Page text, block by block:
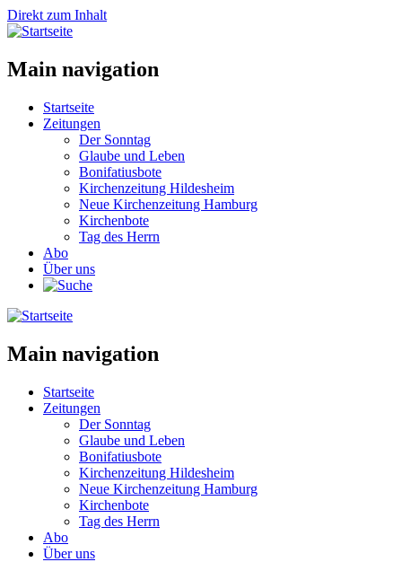
Direkt zum Inhalt
Main navigation
Startseite
Zeitungen
Der Sonntag
Glaube und Leben
Bonifatiusbote
Kirchenzeitung Hildesheim
Neue Kirchenzeitung Hamburg
Kirchenbote
Tag des Herrn
Abo
Über uns
Main navigation
Startseite
Zeitungen
Der Sonntag
Glaube und Leben
Bonifatiusbote
Kirchenzeitung Hildesheim
Neue Kirchenzeitung Hamburg
Kirchenbote
Tag des Herrn
Abo
Über uns